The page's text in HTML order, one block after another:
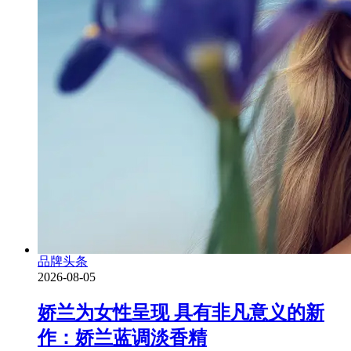
品牌头条
2026-08-05
娇兰为女性呈现 具有非凡意义的新
作：娇兰蓝调淡香精